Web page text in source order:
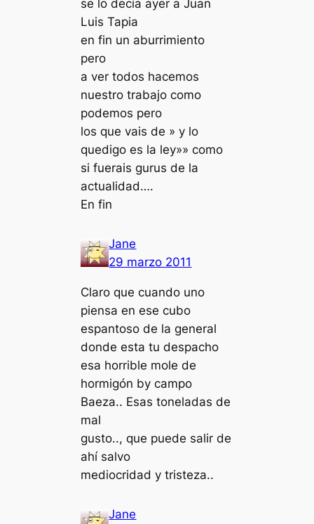
se lo decía ayer a Juan
Luis Tapia
en fin un aburrimiento
pero
a ver todos hacemos
nuestro trabajo como
podemos pero
los que vais de » y lo
quedigo es la ley»» como
si fuerais gurus de la
actualidad….
En fin
Jane
29 marzo 2011
Claro que cuando uno
piensa en ese cubo
espantoso de la general
donde esta tu despacho
esa horrible mole de
hormigón by campo
Baeza.. Esas toneladas de
mal
gusto.., que puede salir de
ahí salvo
mediocridad y tristeza..
Jane